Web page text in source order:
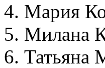
4. Мария
5. Милана
6. Татьяна